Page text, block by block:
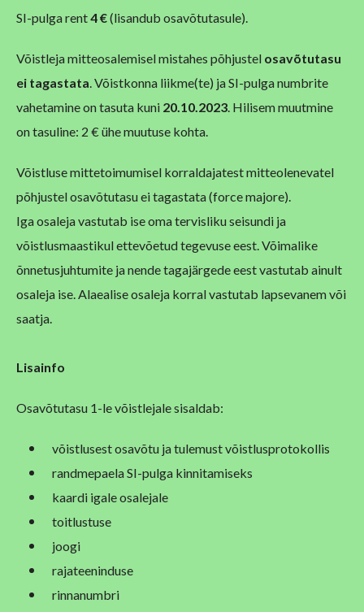
SI-pulga rent4 €(lisandub osavõtutasule).
Võistleja mitteosalemisel mistahes põhjustel osavõtutasu
ei tagastata. Võistkonna liikme(te) ja SI-pulga numbrite
vahetamine on tasuta kuni 20.10.2023. Hilisem muutmine
on tasuline: 2 € ühe muutuse kohta.
Võistluse mittetoimumisel korraldajatest mitteolenevatel
põhjustel osavõtutasu ei tagastata (force majore).
Iga osaleja vastutab ise oma tervisliku seisundi ja
võistlusmaastikul ettevõetud tegevuse eest. Võimalike
õnnetusjuhtumite ja nende tagajärgede eest vastutab ainult
osaleja ise. Alaealise osaleja korral vastutab lapsevanem või
saatja.
Lisainfo
Osavõtutasu 1-le võistlejale sisaldab:
võistlusest osavõtu ja tulemust võistlusprotokollis
randmepaela SI-pulga kinnitamiseks
kaardi igale osalejale
toitlustuse
joogi
rajateeninduse
rinnanumbri